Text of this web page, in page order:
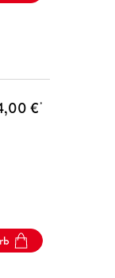
€*